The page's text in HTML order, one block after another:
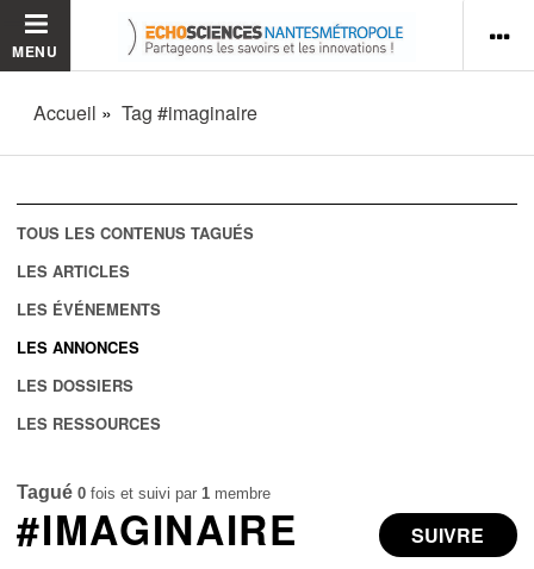
MENU
Accueil Tag #imaginaire
TOUS LES CONTENUS TAGUÉS
LES ARTICLES
LES ÉVÉNEMENTS
LES ANNONCES
LES DOSSIERS
LES RESSOURCES
Tagué 0 fois et suivi par 1 membre
SUIVRE
#IMAGINAIRE